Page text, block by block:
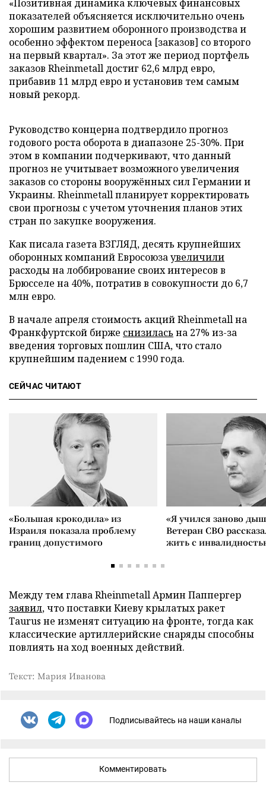
«Позитивная динамика ключевых финансовых
показателей объясняется исключительно очень
хорошим развитием оборонного производства и
особенно эффектом переноса [заказов] со второго
на первый квартал». За этот же период портфель
заказов Rheinmetall достиг 62,6 млрд евро,
прибавив 11 млрд евро и установив тем самым
новый рекорд.
Руководство концерна подтвердило прогноз
годового роста оборота в диапазоне 25-30%. При
этом в компании подчеркивают, что данный
прогноз не учитывает возможного увеличения
заказов со стороны вооружённых сил Германии и
Украины. Rheinmetall планирует корректировать
свои прогнозы с учетом уточнения планов этих
стран по закупке вооружения.
Как писала газета ВЗГЛЯД, десять крупнейших
оборонных компаний Евросоюзаувеличили
расходы на лоббирование своих интересов в
Брюсселе на 40%, потратив в совокупности до 6,7
млн евро.
В начале апреля стоимость акций Rheinmetall на
Франкфуртской бирже снизилась на 27% из-за
введения торговых пошлин США, что стало
крупнейшим падением с 1990 года.
СЕЙЧАС ЧИТАЮТ
«Большая крокодила» из
Израиля показала проблему
границ допустимого
«Я учился заново
Ветеран СВО
жить с
Между тем глава Rheinmetall Армин Паппергер
заявил, что поставки Киеву крылатых ракет
Taurus не изменят ситуацию на фронте, тогда как
классические артиллерийские снаряды способны
повлиять на ход военных действий.
Текст: Мария Иванова
Подписывайтесь на наши каналы
Комментировать